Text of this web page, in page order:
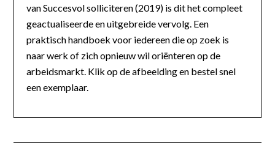
van Succesvol solliciteren (2019) is dit het compleet
geactualiseerde en uitgebreide vervolg. Een
praktisch handboek voor iedereen die op zoek is
naar werk of zich opnieuw wil oriënteren op de
arbeidsmarkt. Klik op de afbeelding en bestel snel
een exemplaar.